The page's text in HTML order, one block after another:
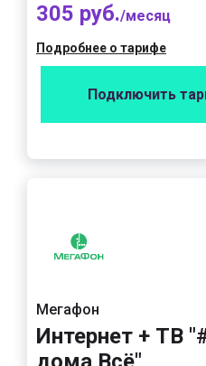
305 руб./месяц
Подробнее о тарифе
Подключить
Мегафон
Интернет + ТВ